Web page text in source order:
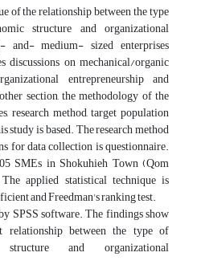
of the relationship between the type
structure and organizational
and- medium- sized enterprises
on mechanical/organic
entrepreneurship and
section, the methodology of the
research method, target population
study is based. The research method
for data collection is questionnaire.
SMEs in Shokuhieh Town (Qom
applied statistical technique is
and Freedman's ranking test.
SPSS software. The findings show
between the type of
structure and organizational